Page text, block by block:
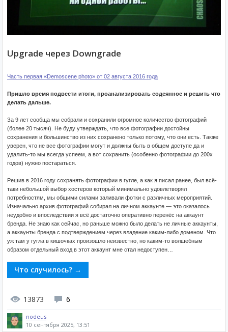
Upgrade через Downgrade
Часть первая «Demoscene photo» от 02 августа 2016 года
Пришло время подвести итоги, проанализировать содеянное и решить что
делать дальше.
За 9 лет сообща мы собрали и сохранили огромное количество фотографий
(более 20 тысяч). Не буду утверждать, что все фотографии достойны
сохранения и большинство из них сохранено только потому, что они есть. Также
уверен, что не все фотографии могут и должны быть в общем доступе да и
удалить-то мы всегда успеем, а вот сохранить (особенно фотографии до 200x
годов) нужно постараться.
Решив в 2016 году сохранять фотографии в гугле, а как я писал ранее, был всё-
таки небольшой выбор хостеров который минимально удовлетворял
потребностям, мы общими силами заливали фотки с различных мероприятий.
Изначально архив фотографий собирал на личном аккаунте — это оказалось
неудобно и впоследствии я всё достаточно оперативно перенёс на аккаунт
бренда. Не знаю как сейчас, но раньше можно было делать не личные аккаунты,
а аккаунты бренда с подтверждением через владение каким-либо доменом. Что
уж там у гугла в кишочках произошло неизвестно, но каким-то волшебным
образом отдельный вход в этот аккаунт мне стал недоступен…
Что случилось? →
13873 6
nodeus
10 сентября 2025, 13:51